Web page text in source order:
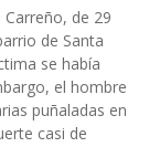
de 29
de Santa
se había
el hombre
puñaladas en
casi de